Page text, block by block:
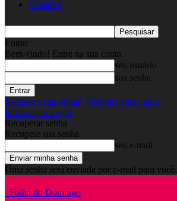
EM DIRETO
Entrar
Bem-vindo! Entre na sua conta
seu usuário
sua senha
Esqueceu sua senha? Obtenha ajuda aqui
Informação Legal
Recuperar senha
Recupere sua senha
seu e-mail
Uma senha será enviada por e-mail para você.
Folha do Domingo